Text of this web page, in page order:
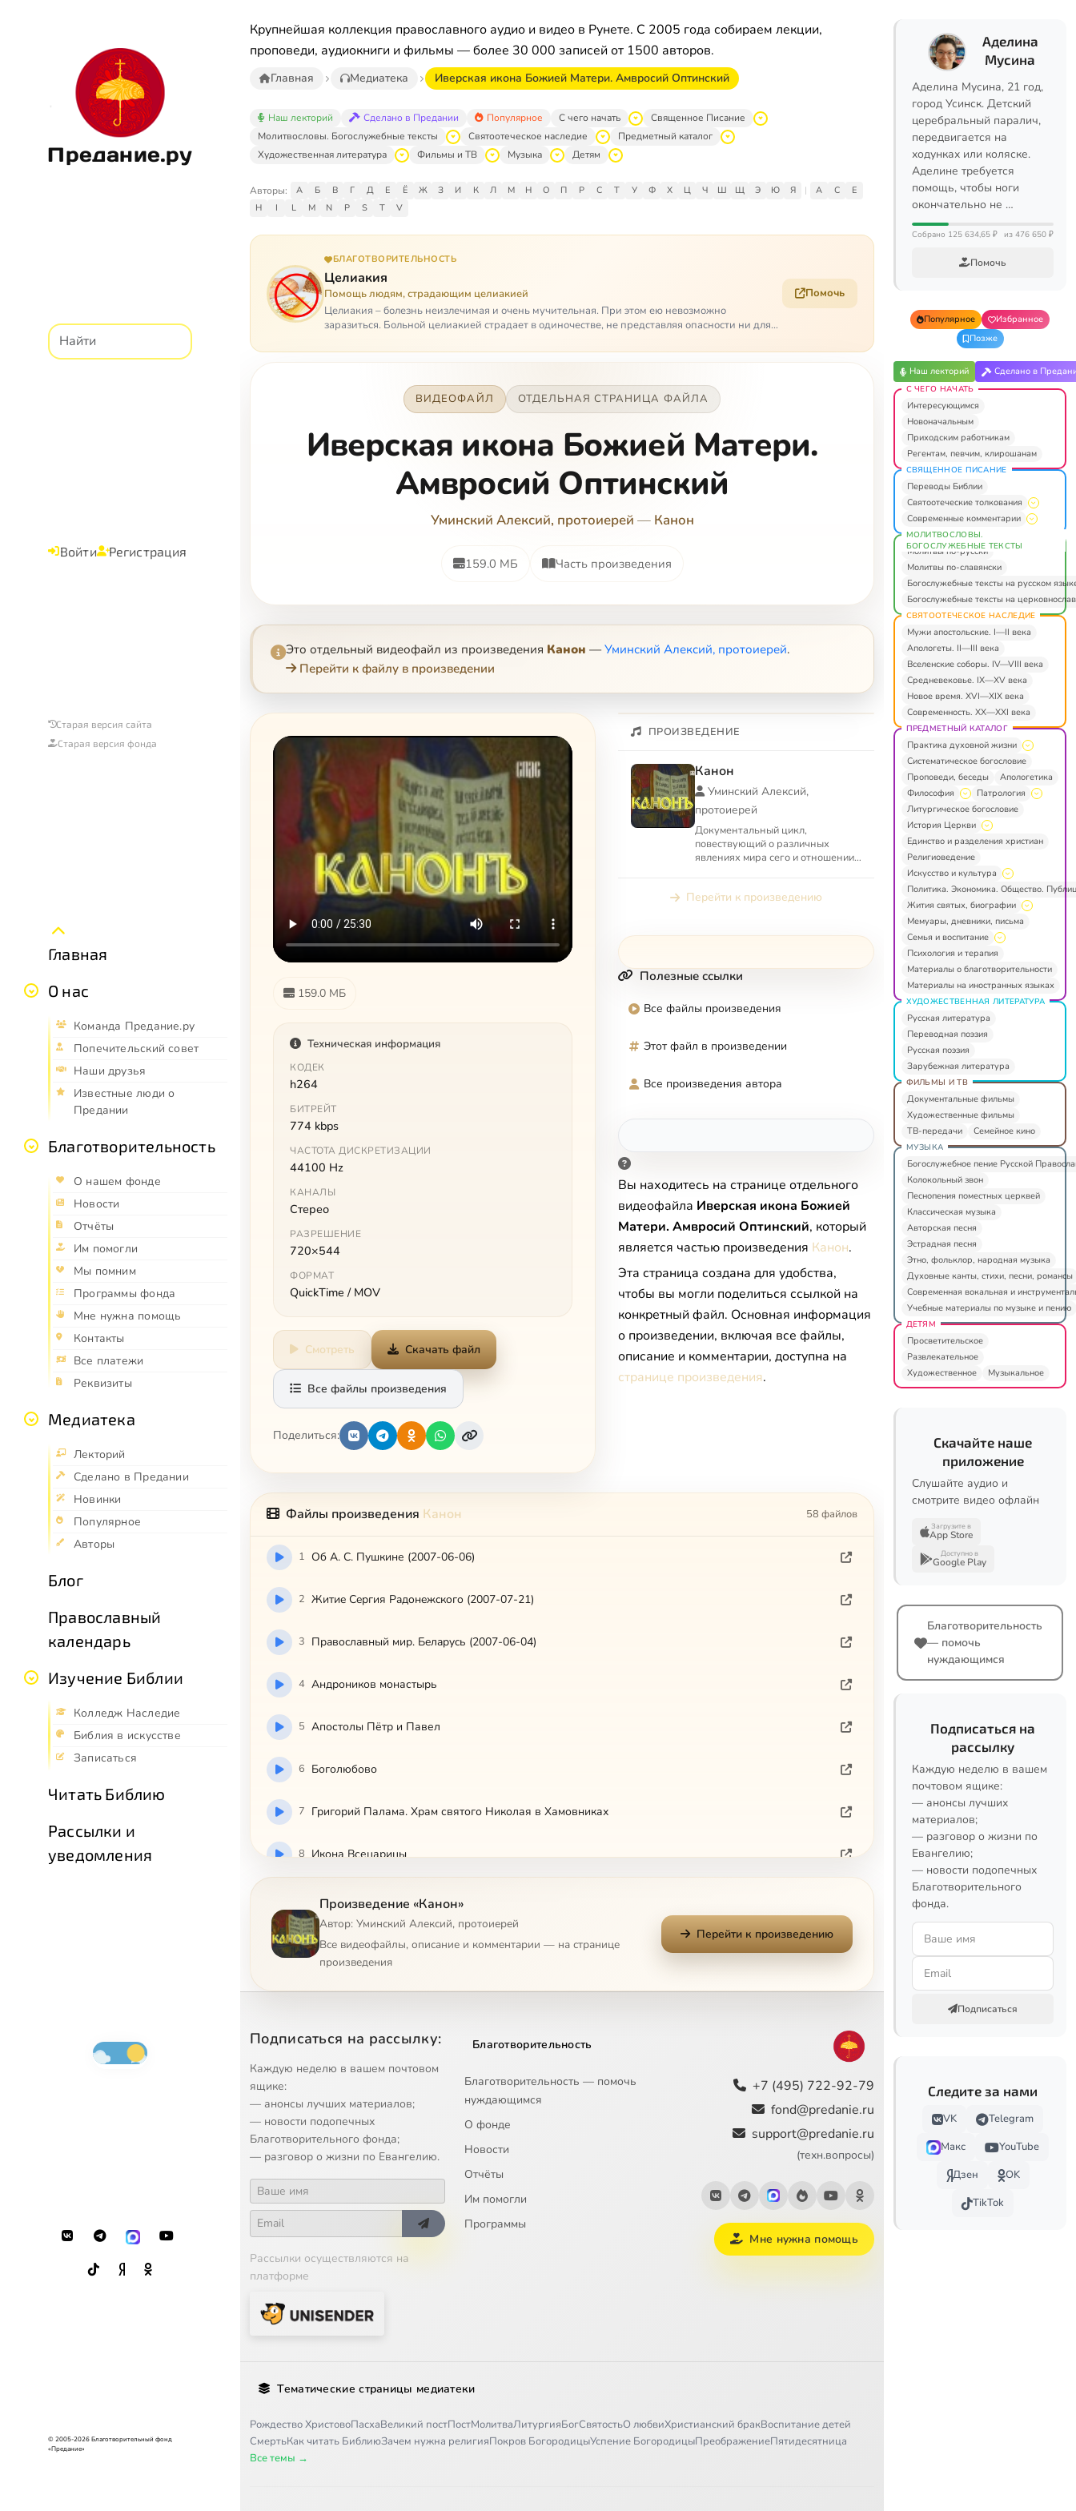
Предание.ру
Войти Регистрация
Старая версия сайта
Старая версия фонда
Главная
О нас
Команда Предание.ру
Попечительский совет
Наши друзья
Известные люди о
Предании
Благотворительность
О нашем фонде
Новости
Отчёты
Им помогли
Мы помним
Программы фонда
Мне нужна помощь
Контакты
Все платежи
Реквизиты
Медиатека
Лекторий
Сделано в Предании
Новинки
Популярное
Авторы
Блог
Православный
календарь
Изучение Библии
Колледж Наследие
Библия в искусстве
Записаться
Читать Библию
Рассылки и
уведомления
© 2005-2026 Благотворительный фонд
«Предание»
Крупнейшая коллекция православного аудио и видео в Рунете. С 2005 года собираем лекции,
проповеди, аудиокниги и фильмы — более 30 000 записей от 1500 авторов.
Главная Медиатека Иверская икона Божией Матери. Амвросий Оптинский
Наш лекторий Сделано в Предании Популярное С чего начать
Священное Писание
Молитвословы. Богослужебные тексты
Святоотеческое наследие
Предметный каталог
Художественная литература
Фильмы и ТВ Музыка Детям
Авторы: А Б В Г Д Е Ё Ж З И К Л М Н О П Р С Т У Ф Х Ц Ч Ш Щ Э Ю Я | A C
E
H
I L M N P S T V
БЛАГОТВОРИТЕЛЬНОСТЬ
Целиакия
Помощь людям, страдающим целиакией
Целиакия – болезнь неизлечимая и очень мучительная. При этом ею невозможно
заразиться. Больной целиакией страдает в одиночестве, не представляя опасности ни для
Помочь
ВИДЕОФАЙЛ ОТДЕЛЬНАЯ СТРАНИЦА ФАЙЛА
Иверская икона Божией Матери.
Амвросий Оптинский
Уминский Алексий, протоиерей — Канон
159.0 МБ Часть произведения
Это отдельный видеофайл из произведения Канон — Уминский Алексий, протоиерей.
Перейти к файлу в произведении
159.0 МБ
Техническая информация
КОДЕК
h264
БИТРЕЙТ
774 kbps
ЧАСТОТА ДИСКРЕТИЗАЦИИ
44100 Hz
КАНАЛЫ
Стерео
РАЗРЕШЕНИЕ
720×544
ФОРМАТ
QuickTime / MOV
Смотреть Скачать файл
Все файлы произведения
Поделиться:
ПРОИЗВЕДЕНИЕ
Канон
Уминский Алексий,
протоиерей
Документальный цикл,
повествующий о различных
явлениях мира сего и отношении
участие видные...
Перейти к произведению
Полезные ссылки
Все файлы произведения
Этот файл в произведении
Все произведения автора
Вы находитесь на странице отдельного
видеофайла Иверская икона Божией
Матери. Амвросий Оптинский, который
является частью произведения Канон.
Эта страница создана для удобства,
чтобы вы могли поделиться ссылкой на
конкретный файл. Основная информация
о произведении, включая все файлы,
описание и комментарии, доступна на
странице произведения.
Файлы произведения Канон 58 файлов
1 Об А. С. Пушкине (2007-06-06)
2 Житиe Cepгия Paдoнeжcкoгo (2007-07-21)
3 Пpaвocлaвный миp. Бeлapycь (2007-06-04)
4 Андроников монастырь
5 Апостолы Пётр и Павел
6 Боголюбово
7 Григорий Палама. Храм святого Николая в Хамовниках
8 Икона Всецарицы
Иверская икона Божией Матери. Амвросий Оптинский
10 Передача от 10 апреля 2008 года
13 Вопрос Ксении Лученко о знамениях
14 Сироты
Передача от 29 марта 2008 года
16 Передача от 3 апреля 2008 года
17 Передача от 11 июня 2008 года
18
19 День Святой Троицы. Пятидесятница
22 Передача от 17 июня 2008 года
Произведение «Канон»
Автор: Уминский Алексий, протоиерей
Все видеофайлы, описание и комментарии — на странице
произведения
Перейти к произведению
Подписаться на рассылку:
Каждую неделю в вашем почтовом
ящике:
— анонсы лучших материалов;
— новости подопечных
Благотворительного фонда;
— разговор о жизни по Евангелию.
Рассылки осуществляются на
платформе
Благотворительность
Благотворительность — помочь
нуждающимся
О фонде
Новости
Отчёты
Им помогли
Программы
+7 (495) 722-92-79
fond@predanie.ru
support@predanie.ru
(техн.вопросы)
Мне нужна помощь
Тематические страницы медиатеки
Рождество ХристовоПасхаВеликий постПостМолитваЛитургияБогСвятостьО любвиХристианский бракВоспитание детей
СмертьКак читать БиблиюЗачем нужна религияПокров БогородицыУспение БогородицыПреображениеПятидесятница
Все темы →
Аделина
Мусина
Аделина Мусина, 21 год,
город Усинск. Детский
церебральный паралич,
передвигается на
ходунках или коляске.
Аделине требуется
помощь, чтобы ноги
окончательно не …
Собрано 125 634,65 ₽ из 476 650 ₽
Помочь
Популярное
Избранное
Позже
Наш лекторий Сделано в
С ЧЕГО НАЧАТЬ
Интересующимся
Новоначальным
Приходским работникам
Регентам, певчим, клирошанам
СВЯЩЕННОЕ ПИСАНИЕ
Переводы Библии
Святоотеческие толкования
Современные комментарии
МОЛИТВОСЛОВЫ.
БОГОСЛУЖЕБНЫЕ ТЕКСТЫ
Молитвы по-русски
Молитвы по-славянски
Богослужебные тексты на русском
Богослужебные тексты на
СВЯТООТЕЧЕСКОЕ НАСЛЕДИЕ
Мужи апостольские. I—II века
Апологеты. II—III века
Вселенские соборы. IV—VIII века
Средневековье. IX—XV века
Новое время. XVI—XIX века
Современность. XX—XXI века
ПРЕДМЕТНЫЙ КАТАЛОГ
Практика духовной жизни
Систематическое богословие
Проповеди, беседы
Апологетика
Философия
Патрология
Литургическое богословие
История Церкви
Единство и разделения христиан
Религиоведение
Искусство и культура
Политика. Экономика. Общество.
Жития святых, биографии
Мемуары, дневники, письма
Семья и воспитание
Психология и терапия
Материалы о благотворительности
Материалы на иностранных языках
ХУДОЖЕСТВЕННАЯ ЛИТЕРАТУРА
Русская литература
Переводная поэзия
Русская поэзия
Зарубежная литература
ФИЛЬМЫ И ТВ
Документальные фильмы
Художественные фильмы
ТВ-передачи
Семейное кино
МУЗЫКА
Богослужебное пение Русской
Колокольный звон
Песнопения поместных церквей
Классическая музыка
Авторская песня
Эстрадная песня
Этно, фольклор, народная музыка
Духовные канты, стихи, песни, романсы
Современная вокальная и
Учебные материалы по музыке и пению
ДЕТЯМ
Просветительское
Развлекательное
Художественное
Музыкальное
Скачайте наше
приложение
Слушайте аудио и
смотрите видео офлайн
Загрузите в
App Store
Доступно в
Google Play
Благотворительность
— помочь
нуждающимся
Подписаться на
рассылку
Каждую неделю в вашем
почтовом ящике:
— анонсы лучших
материалов;
— разговор о жизни по
Евангелию;
— новости подопечных
Благотворительного
фонда.
Подписаться
Следите за нами
VK
Telegram
Макс
YouTube
Дзен
OK
TikTok